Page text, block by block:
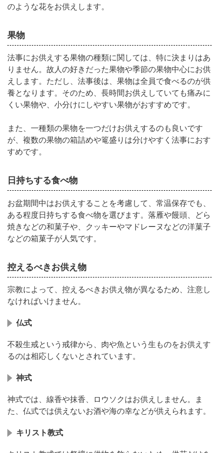
のような花をお供えします。
果物
法事にお供えする果物の種類に関しては、特に決まりはあ
りません。故人の好きだった果物や季節の果物中心にお供
えします。ただし、法事後は、果物は全員で食べるのが供
養となります。そのため、長時間お供えしていても痛みに
くい果物や、小分けにしやすい果物がおすすめです。
また、一種類の果物を一つだけお供えするのも良いです
が、複数の果物の箱詰めや篭盛りは分けやすく法事におす
すめです。
日持ちする食べ物
お盆期間中はお供えすることを考慮して、常温保存でも、
ある程度日持ちする食べ物を選びます。 落雁や饅頭、どら
焼きなどの和菓子や、クッキーやマドレーヌなどの洋菓子
などの箱菓子が人気です。
控えるべきお供え物
宗教によって、控えるべきお供え物が異なるため、注意し
なければいけません。
仏式
不殺生戒という戒律から、肉や魚という生ものをお供えす
るのは相応しくないとされています。
神式
神式では、線香や抹香、ロウソクはお供えしません。ま
た、仏式では供えないお酒や海の幸などが供えられます。
キリスト教式